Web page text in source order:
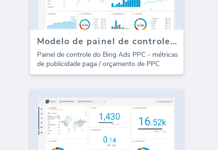
Modelo de painel de controle do Bing Ads PPC - Gasto
Painel de controle do Bing Ads PPC - métricas
de publicidade paga / orçamento de PPC